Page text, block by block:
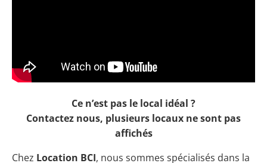
Ce n’est pas le local idéal ?
Contactez nous, plusieurs locaux ne sont pas
affichés
Chez Location BCI, nous sommes spécialisés dans la